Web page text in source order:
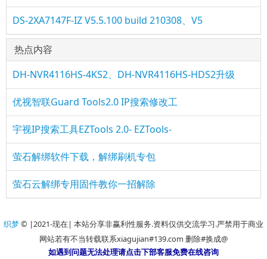
DS-2XA7147F-IZ V5.5.100 build 210308、V5
热点内容
DH-NVR4116HS-4KS2、DH-NVR4116HS-HDS2升级
优视智联Guard Tools2.0 IP搜索修改工
宇视IP搜索工具EZTools 2.0- EZTools-
萤石解绑软件下载，解绑刷机专包
萤石云解绑专用固件教你一招解除
织梦© |2021-现在| 本站分享非赢利性服务.资料仅供交流学习.严禁用于商业
网站若有不当转载联系xiagujian#139.com 删除#换成@
如遇到问题无法处理请点击下部客服免费在线咨询